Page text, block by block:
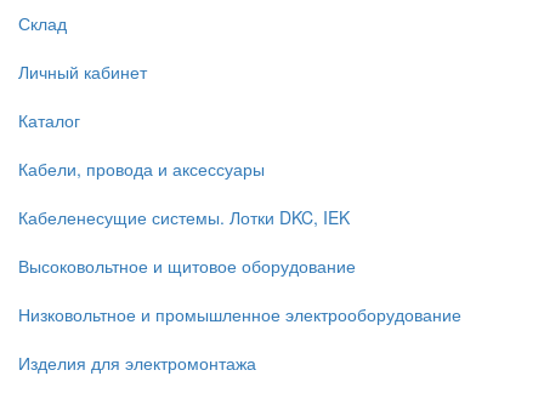
Склад
Личный кабинет
Каталог
Кабели, провода и аксессуары
Кабеленесущие системы. Лотки DKC, IEK
Высоковольтное и щитовое оборудование
Низковольтное и промышленное электрооборудование
Изделия для электромонтажа